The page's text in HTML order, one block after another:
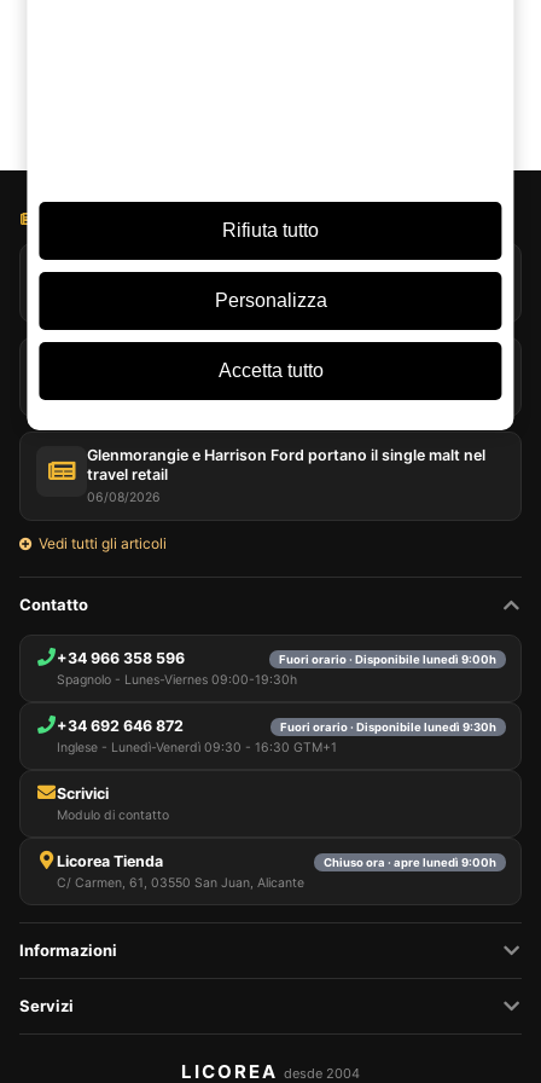
Torba nel whisky: molto più del fumo nel bicchiere
Glenmorangie e Harrison Ford portano il single malt nel
travel retail
06/08/2026
Vedi tutti gli articoli
Contatto
+34 966 358 596 Fuori orario · Disponibile lunedì 9:00h
Spagnolo - Lunes-Viernes 09:00-19:30h
+34 692 646 872 Fuori orario · Disponibile lunedì 9:30h
Inglese - Lunedì-Venerdì 09:30 - 16:30 GTM+1
Scrivici
Modulo di contatto
Licorea Tienda Chiuso ora · apre lunedì 9:00h
C/ Carmen, 61, 03550 San Juan, Alicante
Informazioni
Servizi
LICOREA desde 2004
Rifiuta tutto
Personalizza
Accetta tutto